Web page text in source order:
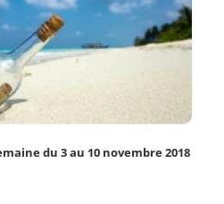
du 3 au 10 novembre 2018